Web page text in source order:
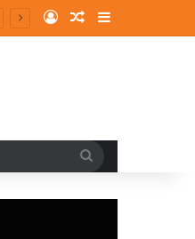
Log InRandom Article
Sidebar